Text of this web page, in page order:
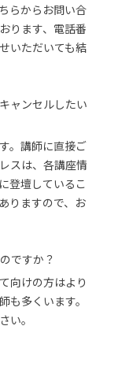
らからお問い合
ります、電話番
いただいても結
ャンセルしたい
。講師に直接ご
スは、各講座情
登壇しているこ
りますので、お
ですか？
向けの方はより
も多くいます。
い。